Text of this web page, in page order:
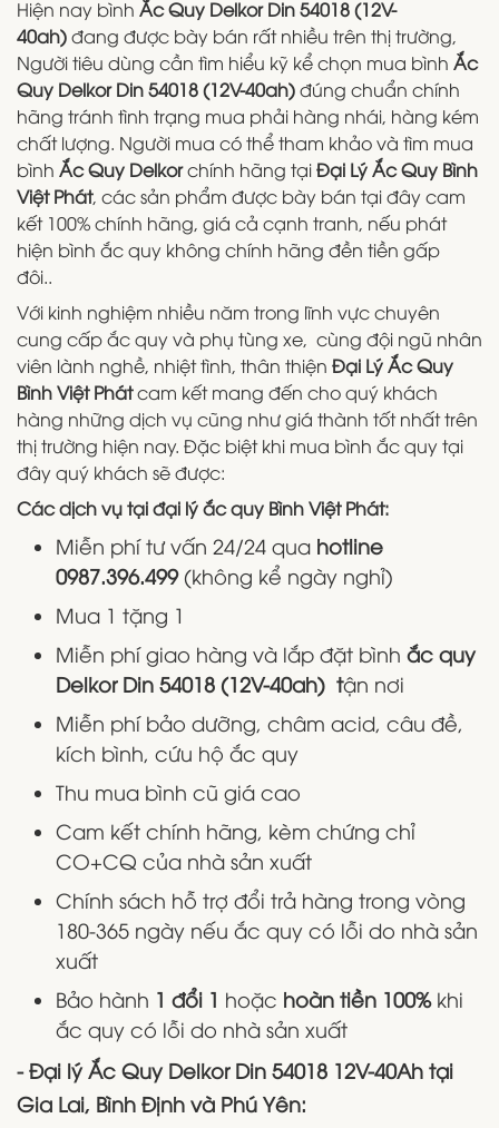
Hiện nay bình Ắc Quy Delkor Din 54018 (12V-
40ah)đang được bày bán rất nhiều trên thị trường,
Người tiêu dùng cần tìm hiểu kỹ kể chọn mua bình Ắc
Quy Delkor Din 54018 (12V-40ah)đúng chuẩn chính
hãng tránh tình trạng mua phải hàng nhái, hàng kém
chất lượng. Người mua có thể tham khảo và tìm mua
bình Ắc Quy Delkorchính hãng tạiĐại Lý Ắc Quy Bình
Việt Phát, các sản phẩm được bày bán tại đây cam
kết 100% chính hãng, giá cả cạnh tranh, nếu phát
hiện bình ắc quy không chính hãng đền tiền gấp
đôi..
Với kinh nghiệm nhiều năm trong lĩnh vực chuyên
cung cấp ắc quy và phụ tùng xe, cùng đội ngũ nhân
viên lành nghề, nhiệt tình, thân thiện Đại Lý Ắc Quy
Bình Việt Phátcam kết mang đến cho quý khách
hàng những dịch vụ cũng như giá thành tốt nhất trên
thị trường hiện nay. Đặc biệt khi mua bình ắc quy tại
đây quý khách sẽ được:
Các dịch vụ tại đại lý ắc quy Bình Việt Phát:
Miễn phí tư vấn 24/24 qua hotline
0987.396.499 (không kể ngày nghỉ)
Mua 1 tặng 1
Miễn phí giao hàng và lắp đặt bình ắc quy
Delkor Din 54018 (12V-40ah) tận nơi
Miễn phí bảo dưỡng, châm acid, câu đề,
kích bình, cứu hộ ắc quy
Thu mua bình cũ giá cao
Cam kết chính hãng, kèm chứng chỉ
CO+CQ của nhà sản xuất
Chính sách hỗ trợ đổi trả hàng trong vòng
180-365 ngày nếu ắc quy có lỗi do nhà sản
xuất
Bảo hành 1 đổi 1 hoặc hoàn tiền 100%khi
ắc quy có lỗi do nhà sản xuất
- Đại lý Ắc Quy Delkor Din 54018 12V-40Ah tại
Gia Lai, Bình Định và Phú Yên: